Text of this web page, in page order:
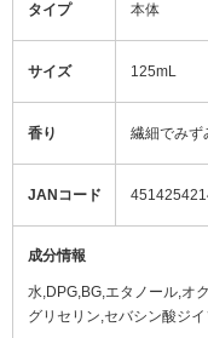
タイプ 本体
サイズ 125mL
香り 繊細でみず
JANコード
成分情報
水,DPG,BG,エタノール,オ
グリセリン,セバシン酸ジ